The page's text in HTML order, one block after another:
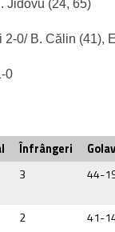
Jidovu (24, 65)
0/ B. Călin (41),
0
Înfrângeri
3 44-
2 41-